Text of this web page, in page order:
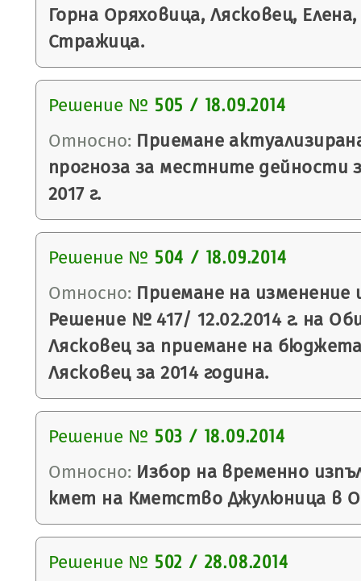
Горна Оряховица, Лясковец,
Стражица.
Решение № 505 / 18.09.2014
Относно: Приемане
прогноза за местните дейности
2017 г.
Решение № 504 / 18.09.2014
Относно: Приемане на изменение
Решение № 417/ 12.02.2014 г. на
Лясковец за приемане на
Лясковец за 2014 година.
Решение № 503 / 18.09.2014
Относно: Избор на временно
кмет на Кметство Джулюница в
Решение № 502 / 28.08.2014